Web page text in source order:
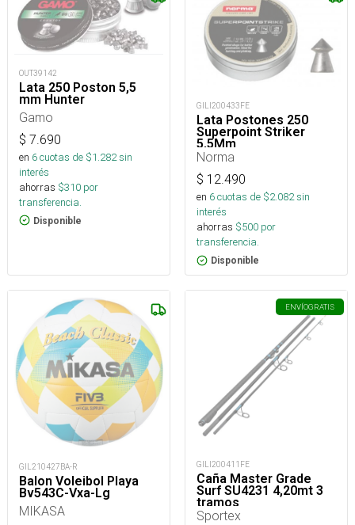
OUT39142
Lata 250 Poston 5,5
mm Hunter
Gamo
$ 7.690
en 6cuotas de $1.282sin
interés
ahorras $310 por
transferencia.
Disponible
GILI200433FE
Lata Postones 250
Superpoint Striker
5,5Mm
Norma
$ 12.490
en 6cuotas de $2.082sin
interés
ahorras $500 por
transferencia.
Disponible
GIL210427BA-R
Balon Voleibol Playa
Bv543C-Vxa-Lg
MIKASA
ENVÍOGRATIS
GILI200411FE
Caña Master Grade
Surf SU4231 4,20mt 3
tramos
Sportex